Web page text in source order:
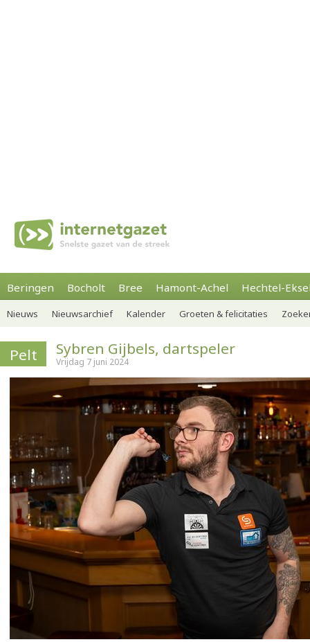
Beringen Bocholt Bree Hamont-Achel Hechtel-
Nieuws Nieuwsarchief Kalender Groeten & felicitaties
Pelt Sybren Gijbels, dartspeler
Vrijdag 7 juni 2024